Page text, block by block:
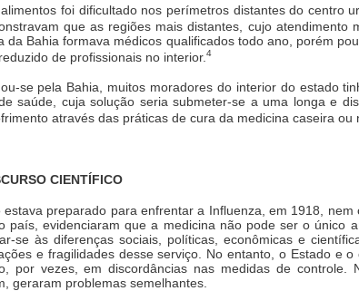
foi dificultado nos perímetros distantes do centro
que as regiões mais distantes, cujo atendimento
Bahia formava médicos qualificados todo ano, porém
de profissionais no interior. 4
se pela Bahia, muitos moradores do interior do estado
saúde, cuja solução seria submeter-se a uma longa e
através das práticas de cura da medicina caseira ou
CIENTÍFICO
preparado para enfrentar a Influenza, em 1918,
país, evidenciaram que a medicina não pode ser o único
se às diferenças sociais, políticas, econômicas e
e fragilidades desse serviço. No entanto, o Estado e
por vezes, em discordâncias nas medidas de controle.
geraram problemas semelhantes.